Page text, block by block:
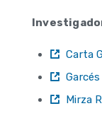
Carta
Mirza